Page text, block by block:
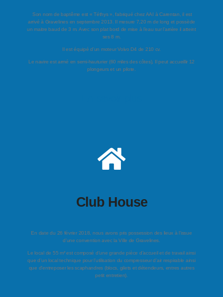
Son nom de baptême est « Téthys », fabriqué chez AAI à Carentan, il est
arrivé à Gravelines en septembre 2013. Il mesure 7,20 m de long et possède
un maitre baud de 3 m. Avec son plat bord de mise à l’eau sur l’arrière il atteint
ses 8 m.
Il est équipé d’un moteur Volvo D4 de 210 cv.
Le navire est armé en semi-hauturier (60 miles des côtes), Il peut accueillir 12
plongeurs et un pilote.
Club House
En date du 26 février 2018, nous avons pris possession des lieux à l’issue
d’une convention avec la Ville de Gravelines.
Le local de 55 m² est composé d’une grande pièce d’accueil et de travail ainsi
que d’un local technique pour l’utilisation du compresseur d’air respirable ainsi
que d’entreposer les scaphandres (blocs, gilets et détendeurs, entres autres
petit entretien).